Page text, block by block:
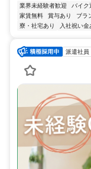
業界未経験者歓迎 バイク
家賃無料
賞与あり ブラ
寮・社宅あり
入社祝い金
派遣社員